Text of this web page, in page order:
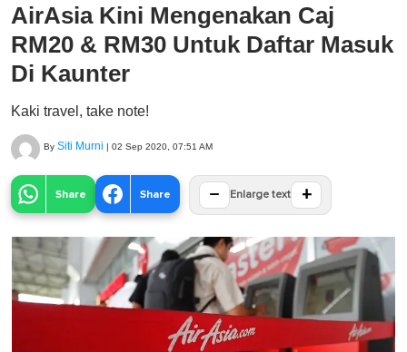
AirAsia Kini Mengenakan Caj
RM20 & RM30 Untuk Daftar Masuk
Di Kaunter
Kaki travel, take note!
By Siti Murni | 02 Sep 2020, 07:51 AM
Share Share − Enlarge text +